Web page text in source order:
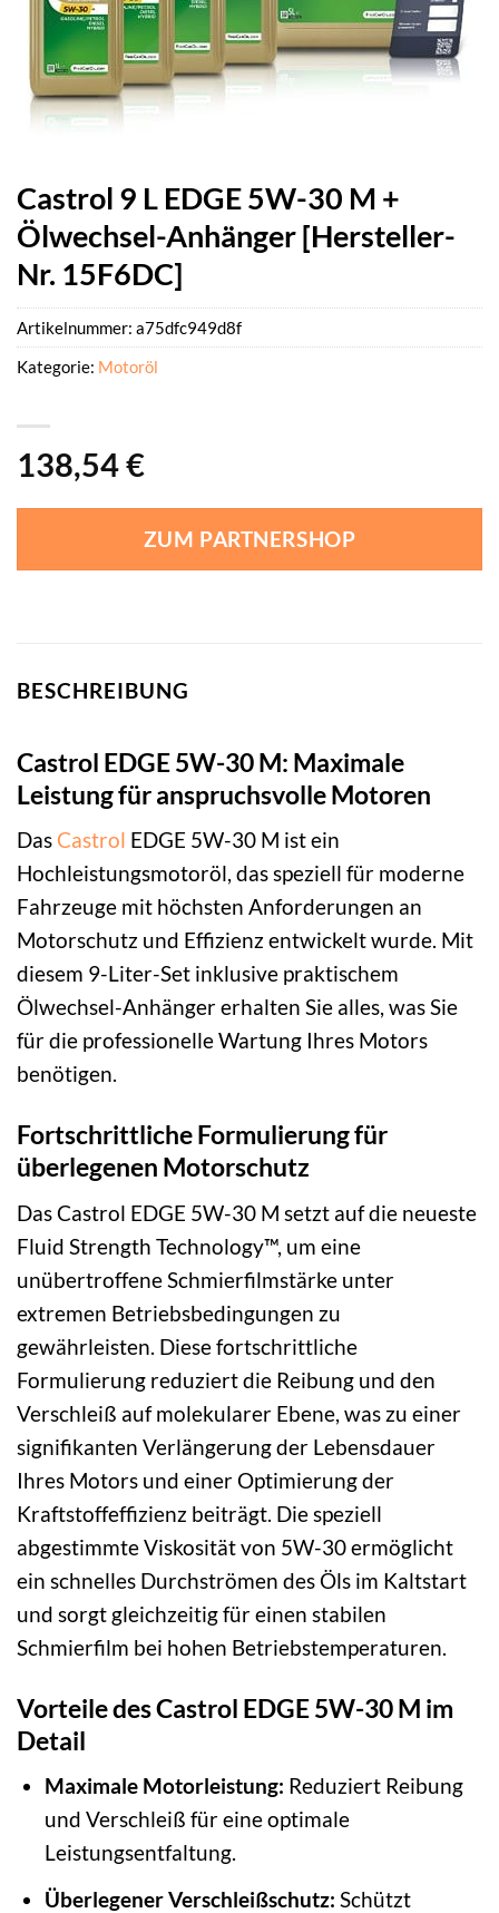
Castrol 9 L EDGE 5W-30 M +
Ölwechsel-Anhänger [Hersteller-
Nr. 15F6DC]
138,54€
ZUM PARTNERSHOP
Artikelnummer: a75dfc949d8f
Kategorie: Motoröl
BESCHREIBUNG
Castrol EDGE 5W-30 M: Maximale
Leistung für anspruchsvolle Motoren
Das Castrol EDGE 5W-30 M ist ein
Hochleistungsmotoröl, das speziell für moderne
Fahrzeuge mit höchsten Anforderungen an
Motorschutz und Effizienz entwickelt wurde. Mit
diesem 9-Liter-Set inklusive praktischem
Ölwechsel-Anhänger erhalten Sie alles, was Sie
für die professionelle Wartung Ihres Motors
benötigen.
Fortschrittliche Formulierung für
überlegenen Motorschutz
Das Castrol EDGE 5W-30 M setzt auf die neueste
Fluid Strength Technology™, um eine
unübertroffene Schmierfilmstärke unter
extremen Betriebsbedingungen zu
gewährleisten. Diese fortschrittliche
Formulierung reduziert die Reibung und den
Verschleiß auf molekularer Ebene, was zu einer
signifikanten Verlängerung der Lebensdauer
Ihres Motors und einer Optimierung der
Kraftstoffeffizienz beiträgt. Die speziell
abgestimmte Viskosität von 5W-30 ermöglicht
ein schnelles Durchströmen des Öls im Kaltstart
und sorgt gleichzeitig für einen stabilen
Schmierfilm bei hohen Betriebstemperaturen.
Vorteile des Castrol EDGE 5W-30 M im
Detail
Maximale Motorleistung: Reduziert Reibung
und Verschleiß für eine optimale
Leistungsentfaltung.
Überlegener Verschleißschutz: Schützt